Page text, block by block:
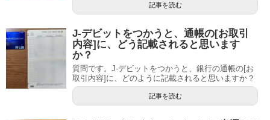
記事を読む
J-デビットをつかうと、通帳の[お取引
内容]に、どう記載されると思います
か？
質問です。J-デビットをつかうと、銀行の通帳の[お
取引内容]に、どのように記載されると思いますか？
記事を読む